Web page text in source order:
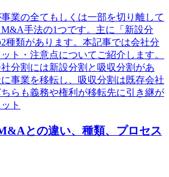
業の全てもしくは一部を切り離して
手法の1つです。主に「新設分
種類があります。本記事では会社分
ト・注意点についてご紹介します。
分割には新設分割と吸収分割があ
事業を移転し、吸収分割は既存会社
らも義務や権利が移転先に引き継が
ト
との違い、種類、プロセス